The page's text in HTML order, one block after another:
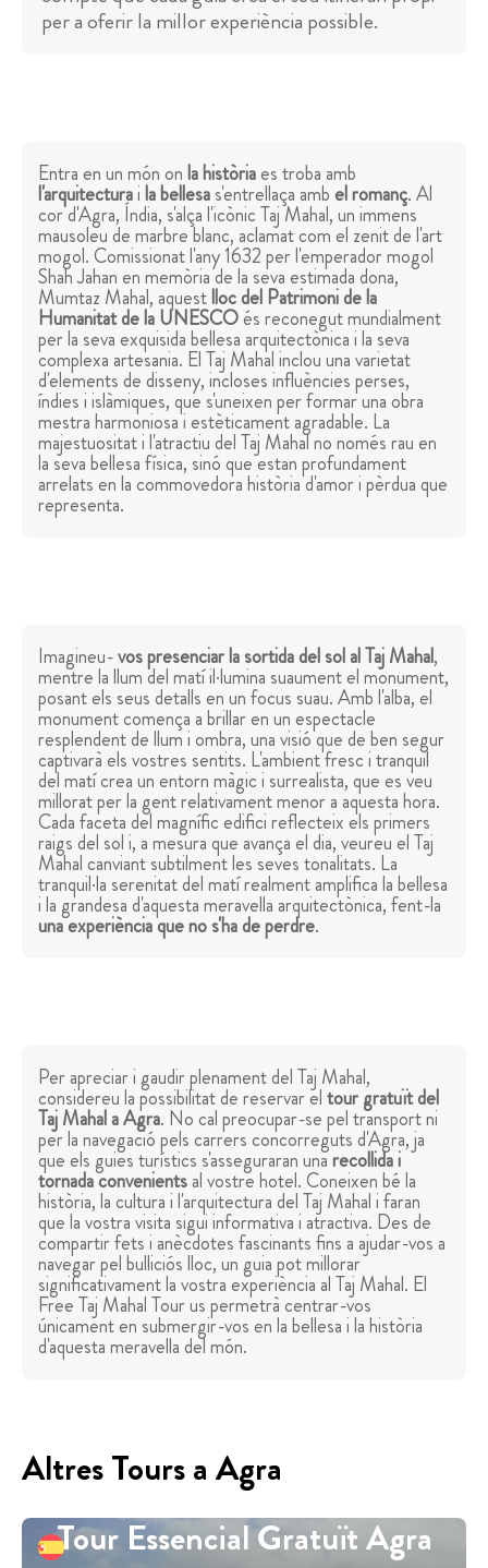
per a oferir la millor experiència possible.
Entra en un món onla històriaes troba amb
l'arquitecturaila bellesas'entrellaça ambel romanç. Al
cor d'Agra, Índia, s'alça l'icònic Taj Mahal, un immens
mausoleu de marbre blanc, aclamat com el zenit de l'art
mogol. Comissionat l'any 1632 per l'emperador mogol
Shah Jahan en memòria de la seva estimada dona,
Mumtaz Mahal, aquestlloc del Patrimoni de la
Humanitat de la UNESCOés reconegut mundialment
per la seva exquisida bellesa arquitectònica i la seva
complexa artesania. El Taj Mahal inclou una varietat
d'elements de disseny, incloses influències perses,
índies i islàmiques, que s'uneixen per formar una obra
mestra harmoniosa i estèticament agradable. La
majestuositat i l'atractiu del Taj Mahal no només rau en
la seva bellesa física, sinó que estan profundament
arrelats en la commovedora història d'amor i pèrdua que
representa.
Imagineu-vos presenciar la sortida del sol al Taj Mahal,
mentre la llum del matí il·lumina suaument el monument,
posant els seus detalls en un focus suau. Amb l'alba, el
monument comença a brillar en un espectacle
resplendent de llum i ombra, una visió que de ben segur
captivarà els vostres sentits. L'ambient fresc i tranquil
del matí crea un entorn màgic i surrealista, que es veu
millorat per la gent relativament menor a aquesta hora.
Cada faceta del magnífic edifici reflecteix els primers
raigs del sol i, a mesura que avança el dia, veureu el Taj
Mahal canviant subtilment les seves tonalitats. La
tranquil·la serenitat del matí realment amplifica la bellesa
i la grandesa d'aquesta meravella arquitectònica, fent-la
una experiència que no s'ha de perdre.
Per apreciar i gaudir plenament del Taj Mahal,
considereu la possibilitat de reservar eltour gratuït del
Taj Mahal a Agra. No cal preocupar-se pel transport ni
per la navegació pels carrers concorreguts d'Agra, ja
que els guies turístics s'asseguraran unarecollida i
tornada convenientsal vostre hotel. Coneixen bé la
història, la cultura i l'arquitectura del Taj Mahal i faran
que la vostra visita sigui informativa i atractiva. Des de
compartir fets i anècdotes fascinants fins a ajudar-vos a
navegar pel bulliciós lloc, un guia pot millorar
significativament la vostra experiència al Taj Mahal. El
Free Taj Mahal Tour us permetrà centrar-vos
únicament en submergir-vos en la bellesa i la història
d'aquesta meravella del món.
Altres Tours a Agra
Tour Essencial Gratuït Agra